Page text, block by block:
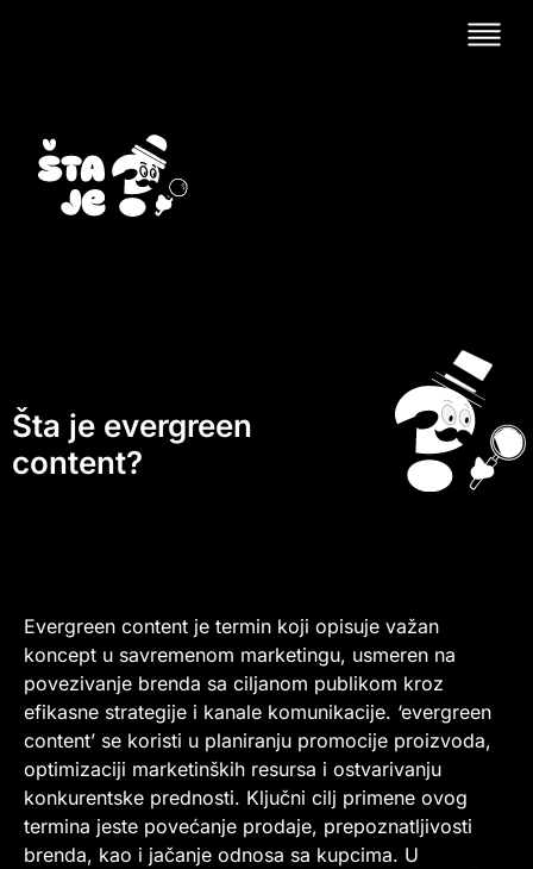
Šta je evergreen
content?
Evergreen content je termin koji opisuje važan
koncept u savremenom marketingu, usmeren na
povezivanje brenda sa ciljanom publikom kroz
efikasne strategije i kanale komunikacije. ‘evergreen
content’ se koristi u planiranju promocije proizvoda,
optimizaciji marketinških resursa i ostvarivanju
konkurentske prednosti. Ključni cilj primene ovog
termina jeste povećanje prodaje, prepoznatljivosti
brenda, kao i jačanje odnosa sa kupcima. U